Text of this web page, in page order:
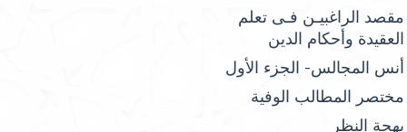
مقصد الراغبيـن فـى تعلم
العقيدة وأحكام الدين
أنس المجالس- الجزء الأول
مختصر المطالب الوفية
بهجة النظر